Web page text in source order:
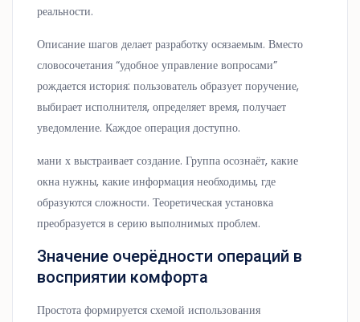
реальности.
Описание шагов делает разработку осязаемым. Вместо
словосочетания “удобное управление вопросами”
рождается история: пользователь образует поручение,
выбирает исполнителя, определяет время, получает
уведомление. Каждое операция доступно.
мани х выстраивает создание. Группа осознаёт, какие
окна нужны, какие информация необходимы, где
образуются сложности. Теоретическая установка
преобразуется в серию выполнимых проблем.
Значение очерёдности операций в
восприятии комфорта
Простота формируется схемой использования